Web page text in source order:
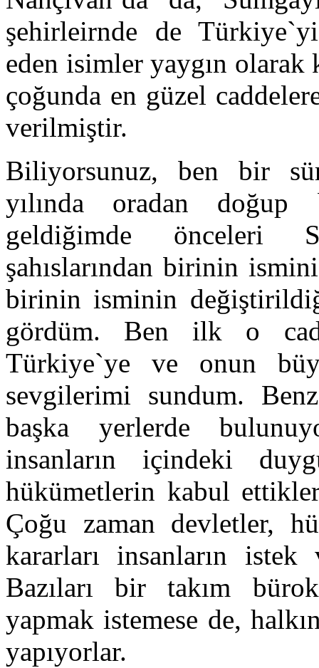
şehirleirnde de
eden isimler yaygın olarak
çoğunda en güzel
verilmiştir.
Biliyorsunuz, ben bir
yılında oradan doğup
geldiğimde önceleri
şahıslarından birinin
birinin isminin
gördüm. Ben ilk o
Türkiye`ye ve onun
sevgilerimi sundum.
başka yerlerde
insanların içindeki
hükümetlerin kabul
Çoğu zaman devletler,
kararları insanların
Bazıları bir takım
yapmak istemese de,
yapıyorlar.